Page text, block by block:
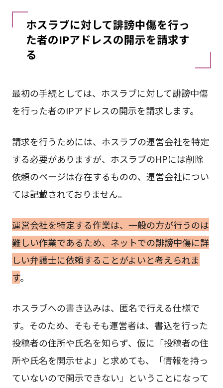
ホスラブに対して誹謗中傷を行っ
た者のIPアドレスの開示を請求す
る
最初の手続としては、ホスラブに対して誹謗中傷
を行った者のIPアドレスの開示を請求します。
請求を行うためには、ホスラブの運営会社を特定
する必要がありますが、ホスラブのHPには削除
依頼のページは存在するものの、運営会社につい
ては記載されておりません。
運営会社を特定する作業は、一般の方が行うのは
難しい作業であるため、ネットでの誹謗中傷に詳
しい弁護士に依頼することがよいと考えられま
す。
ホスラブへの書き込みは、匿名で行える仕様で
す。そのため、そもそも運営者は、書込を行った
投稿者の住所や氏名を知らず、仮に「投稿者の住
所や氏名を開示せよ」と求めても、「情報を持っ
ていないので開示できない」ということになって